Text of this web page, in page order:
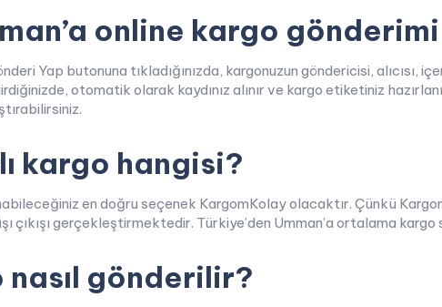
online kargo gönderimi
Yap butonuna tıkladığınızda, kargonuzun göndericisi, alıcısı,
otomatik olarak kaydınız alınır ve kargo etiketiniz
kargo hangisi?
en doğru seçenek KargomKolay olacaktır. Çünkü
çıkışı gerçekleştirmektedir. Türkiye’den Umman’a ortalama kargo
nasıl gönderilir?